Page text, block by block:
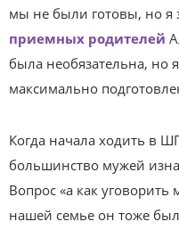
мы не были готовы, но я
приемных родителей
была необязательна, но
максимально
Когда начала ходить в
большинство мужей
Вопрос «а как уговорить
нашей семье он тоже